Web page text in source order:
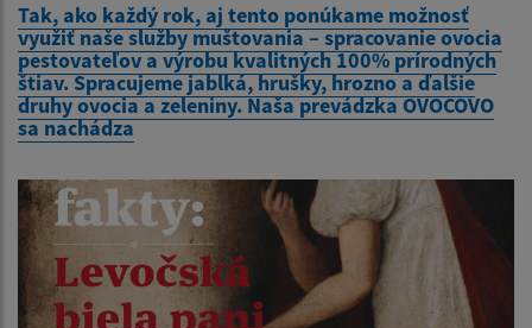
Tak, ako každý rok, aj tento ponúkame možnosť
využiť naše služby muštovania – spracovanie ovocia
pestovateľov a výrobu kvalitných 100% prírodných
štiav. Spracujeme jablká, hrušky, hrozno a ďalšie
druhy ovocia a zeleniny. Naša prevádzka OVOCOVO
sa nachádza